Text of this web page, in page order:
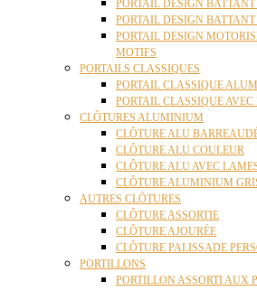
PORTAIL DESIGN
PORTAIL DESIGN
PORTAIL DESIGN
MOTIFS
PORTAILS CLASSIQUES
PORTAIL CLASSIQUE
PORTAIL CLASSIQUE
CLÔTURES ALUMINIUM
CLÔTURE ALU
CLÔTURE ALU COULEUR
CLÔTURE ALU AVEC
CLÔTURE ALUMINIUM
AUTRES CLÔTURES
CLÔTURE ASSORTIE
CLÔTURE AJOURÉE
CLÔTURE PALISSADE
PORTILLONS
PORTILLON ASSORTI AUX